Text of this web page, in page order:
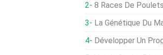
8 Races De
La Génétique Du
Développer Un